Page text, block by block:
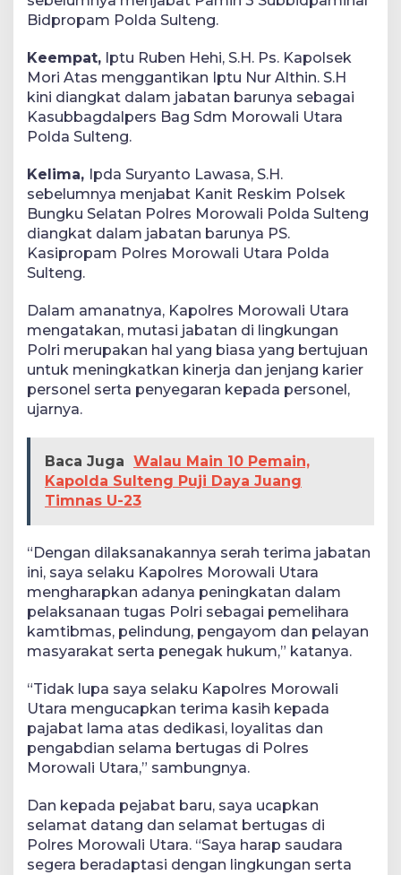
Bidpropam Polda Sulteng.
Keempat, Iptu Ruben Hehi, S.H. Ps. Kapolsek
Mori Atas menggantikan Iptu Nur Althin. S.H
kini diangkat dalam jabatan barunya sebagai
Kasubbagdalpers Bag Sdm Morowali Utara
Polda Sulteng.
Kelima, Ipda Suryanto Lawasa, S.H.
sebelumnya menjabat Kanit Reskim Polsek
Bungku Selatan Polres Morowali Polda Sulteng
diangkat dalam jabatan barunya PS.
Kasipropam Polres Morowali Utara Polda
Sulteng.
Dalam amanatnya, Kapolres Morowali Utara
mengatakan, mutasi jabatan di lingkungan
Polri merupakan hal yang biasa yang bertujuan
untuk meningkatkan kinerja dan jenjang karier
personel serta penyegaran kepada personel,
ujarnya.
Baca Juga Walau Main 10 Pemain,
Kapolda Sulteng Puji Daya Juang
Timnas U-23
“Dengan dilaksanakannya serah terima jabatan
ini, saya selaku Kapolres Morowali Utara
mengharapkan adanya peningkatan dalam
pelaksanaan tugas Polri sebagai pemelihara
kamtibmas, pelindung, pengayom dan pelayan
masyarakat serta penegak hukum,” katanya.
“Tidak lupa saya selaku Kapolres Morowali
Utara mengucapkan terima kasih kepada
pajabat lama atas dedikasi, loyalitas dan
pengabdian selama bertugas di Polres
Morowali Utara,” sambungnya.
Dan kepada pejabat baru, saya ucapkan
selamat datang dan selamat bertugas di
Polres Morowali Utara. “Saya harap saudara
segera beradaptasi dengan lingkungan serta